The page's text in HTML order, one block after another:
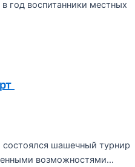
год воспитанники местных
шашечный турнир
возможностями…